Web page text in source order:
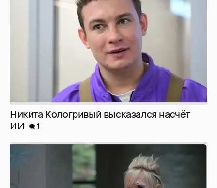
Певица Глюкоза рассказала о съёмках для
эротического журнала
3